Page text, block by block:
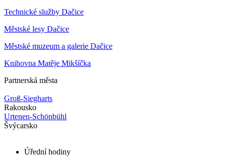
Technické služby Dačice
Městské lesy Dačice
Městské muzeum a galerie Dačice
Knihovna Matěje Mikšíčka
Partnerská města
Groß-Siegharts
Rakousko
Urtenen-Schönbühl
Švýcarsko
Úřední hodiny